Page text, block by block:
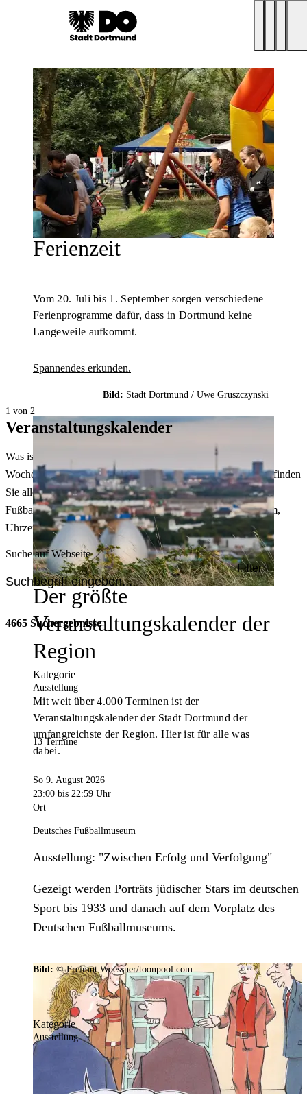
Ferienzeit
Vom 20. Juli bis 1. September sorgen verschiedene
Ferienprogramme dafür, dass in Dortmund keine
Langeweile aufkommt.
Spannendes erkunden.
Bild: Stadt Dortmund / Uwe Gruszczynski
Der größte
Veranstaltungskalender der
Region
Mit weit über 4.000 Terminen ist der
Veranstaltungskalender der Stadt Dortmund der
umfangreichste der Region. Hier ist für alle was
dabei.
1 von 2
Veranstaltungskalender
Was ist heute in Dortmund los? Welche Konzerte gibt es am
Wochenende? Im größten Veranstaltungskalender Dortmunds finden
Sie alle Events – von der Stadt- oder Museumsführung übers
Fußballspiel bis zum Flohmarkt. Sie können dabei nach Datum,
Uhrzeit, Ort oder Art der Veranstaltung auswählen. Viel Spaß!
Suche auf Webseite
Filter
4665 Suchergebnisse
Kategorie
Ausstellung
13 Termine
So 9. August 2026
23:00 bis 22:59 Uhr
Ort
Deutsches Fußballmuseum
Ausstellung: "Zwischen Erfolg und Verfolgung"
Gezeigt werden Porträts jüdischer Stars im deutschen
Sport bis 1933 und danach auf dem Vorplatz des
Deutschen Fußballmuseums.
Bild: © Freimut Woessner/toonpool.com
Kategorie
Ausstellung